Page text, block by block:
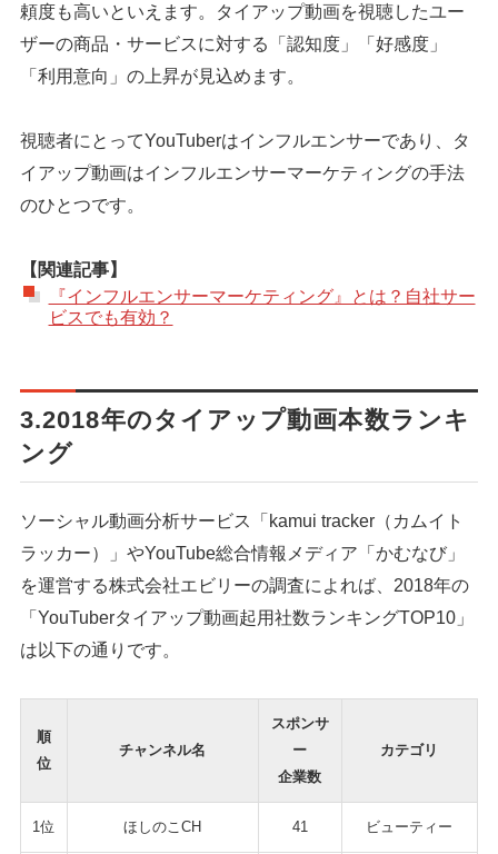
頼度も高いといえます。タイアップ動画を視聴したユー
ザーの商品・サービスに対する「認知度」「好感度」
「利用意向」の上昇が見込めます。
視聴者にとってYouTuberはインフルエンサーであり、タ
イアップ動画はインフルエンサーマーケティングの手法
のひとつです。
【関連記事】
『インフルエンサーマーケティング』とは？自社サー
ビスでも有効？
3.2018年のタイアップ動画本数ランキ
ング
ソーシャル動画分析サービス「kamui tracker（カムイト
ラッカー）」やYouTube総合情報メディア「かむなび」
を運営する株式会社エビリーの調査によれば、2018年の
「YouTuberタイアップ動画起用社数ランキングTOP10」
は以下の通りです。
順
位
チャンネル名
スポンサ
ー
企業数
カテゴリ
1位 ほしのこCH 41 ビューティー